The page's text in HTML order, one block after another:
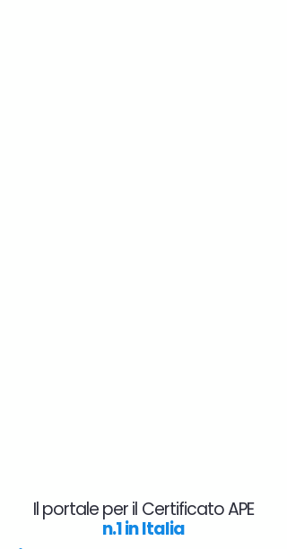
Il portale per il Certificato APE
n.1 in Italia